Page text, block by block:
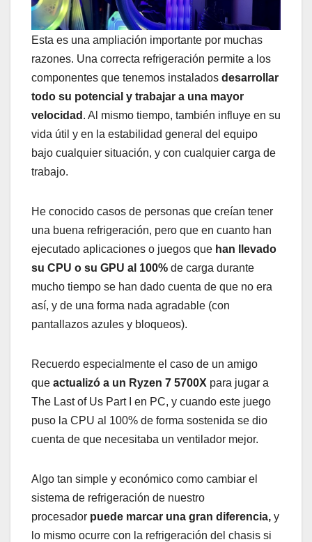
Esta es una ampliación importante por muchas
razones. Una correcta refrigeración permite a los
componentes que tenemos instalados desarrollar
todo su potencial y trabajar a una mayor
velocidad . Al mismo tiempo, también influye en su
vida útil y en la estabilidad general del equipo
bajo cualquier situación, y con cualquier carga de
trabajo.
He conocido casos de personas que creían tener
una buena refrigeración, pero que en cuanto han
ejecutado aplicaciones o juegos que han llevado
su CPU o su GPU al 100% de carga durante
mucho tiempo se han dado cuenta de que no era
así, y de una forma nada agradable (con
pantallazos azules y bloqueos).
Recuerdo especialmente el caso de un amigo
que actualizó a un Ryzen 7 5700X para jugar a
The Last of Us Part I en PC, y cuando este juego
puso la CPU al 100% de forma sostenida se dio
cuenta de que necesitaba un ventilador mejor.
Algo tan simple y económico como cambiar el
sistema de refrigeración de nuestro
procesador puede marcar una gran diferencia, y
lo mismo ocurre con la refrigeración del chasis si